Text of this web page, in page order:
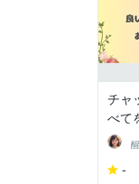
チャ
べて
-